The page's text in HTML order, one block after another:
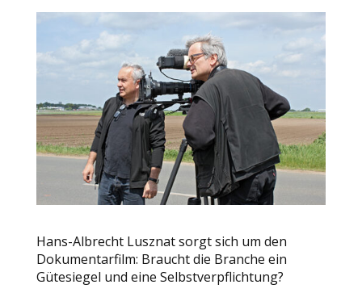
Hans-Albrecht Lusznat sorgt sich um den
Dokumentarfilm: Braucht die Branche ein
Gütesiegel und eine Selbstverpflichtung?